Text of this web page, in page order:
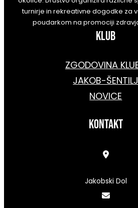
turnirje in rekreativne dogodke za
poudarkom na promociji
KLUB
ZGODOVINA
JAKOB-ŠENTILJ
NOVICE
kontakt
Jakobski Dol